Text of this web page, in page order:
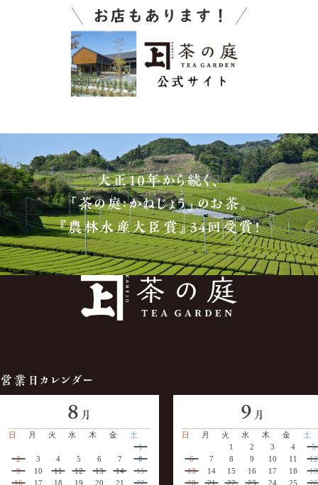
大正10年から続く、
「茶の庭：かねじょう」のお茶。
『農林水産大臣賞』34回受賞！
営業日カレンダー
8 月
日 月 火 水 木 金
土
1
2
3 4 5 6 7
8
9
10 11 12 13 14
15
16
17 18 19 20 21 22
9 月
日 月 火 水 木 金
土
1
2 3 4
5
6
7 8 9 10 11
12
13
14 15 16 17 18
19
20
21 22 23 24 25 26